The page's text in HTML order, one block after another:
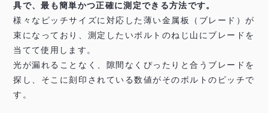
具で、最も簡単かつ正確に測定できる方法です。
様々なピッチサイズに対応した薄い金属板（ブレード）が
束になっており、測定したいボルトのねじ山にブレードを
当てて使用します。
光が漏れることなく、隙間なくぴったりと合うブレードを
探し、そこに刻印されている数値がそのボルトのピッチで
す。